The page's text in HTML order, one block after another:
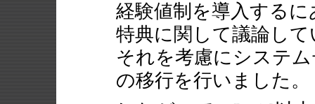
経験値制を導入する
特典に関して議論し
それを考慮にシステ
の移行を行いました。